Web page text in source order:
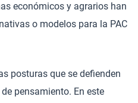
económicos y agrarios han
o modelos para la PAC
posturas que se defienden
pensamiento. En este